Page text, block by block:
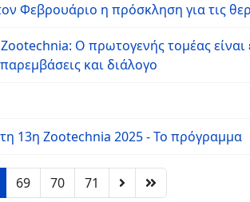
Φεβρουάριο η πρόσκληση για τις
Ο πρωτογενής τομέας είναι
και διάλογο
13η Zootechnia 2025 - Το πρόγραμμα
69 70 71